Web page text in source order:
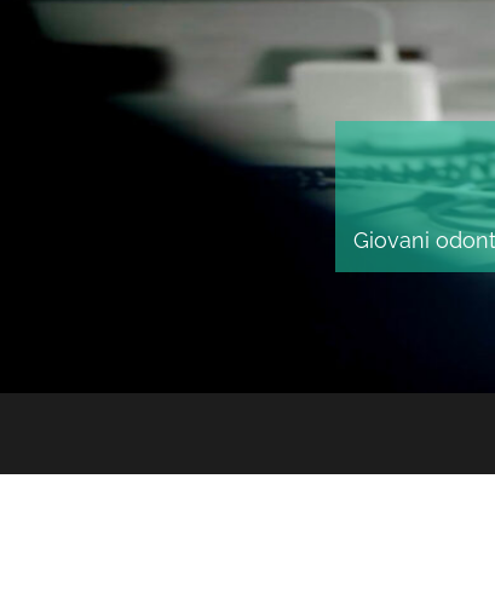
Giovani